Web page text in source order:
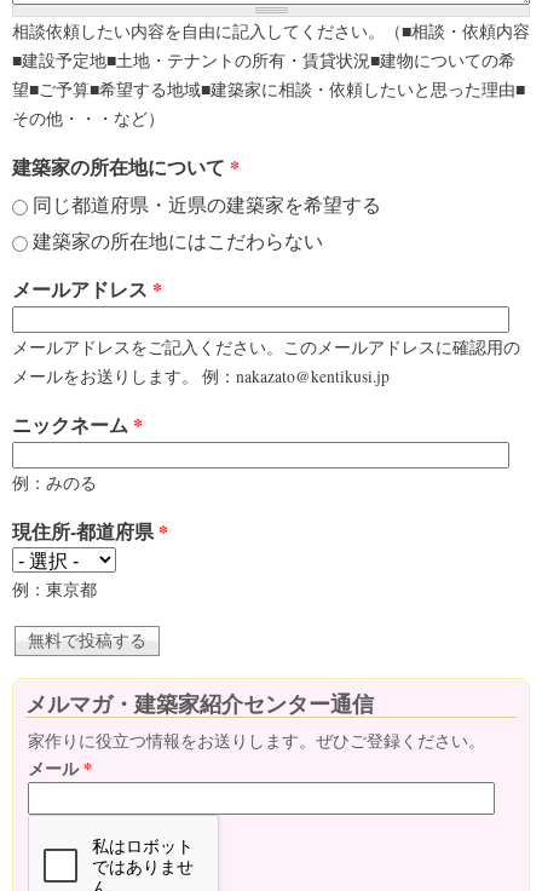
相談依頼したい内容を自由に記入してください。（■相談・依頼内容
■建設予定地■土地・テナントの所有・賃貸状況■建物についての希
望■ご予算■希望する地域■建築家に相談・依頼したいと思った理由■
その他・・・など）
建築家の所在地について *
同じ都道府県・近県の建築家を希望する
建築家の所在地にはこだわらない
メールアドレス *
メールアドレスをご記入ください。このメールアドレスに確認用の
メールをお送りします。 例：nakazato@kentikusi.jp
ニックネーム *
例：みのる
現住所-都道府県*
例：東京都
メルマガ・建築家紹介センター通信
家作りに役立つ情報をお送りします。ぜひご登録ください。
メール*